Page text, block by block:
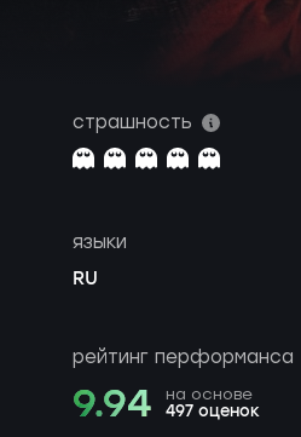
страшность
языки
RU
рейтинг перформанса
9.94 на основе
497 оценок